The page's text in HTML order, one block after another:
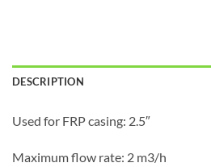
DESCRIPTION
Used for FRP casing: 2.5″
Maximum flow rate: 2 m3/h